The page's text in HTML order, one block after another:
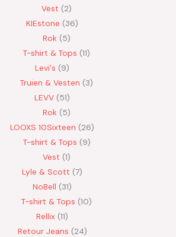
Vest
2
KIEstone
36
Rok
5
T-shirt & Tops 11
Levi's
9
Truien & Vesten
3
LEVV 51
Rok
5
LOOXS 10Sixteen
26
T-shirt & Tops 9
Vest 1
Lyle & Scott 7
NoBell
31
T-shirt & Tops 10
Rellix 11
Retour Jeans 24